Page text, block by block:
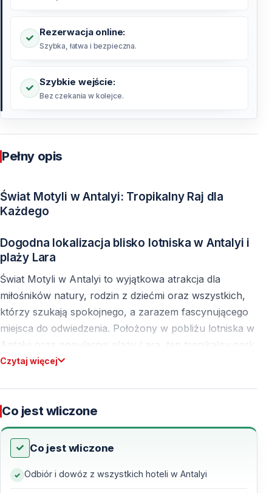
Rezerwacja online:
Szybka, łatwa i bezpieczna.
Szybkie wejście:
Bez czekania w kolejce.
Pełny opis
Świat Motyli w Antalyi: Tropikalny Raj dla
Każdego
Dogodna lokalizacja blisko lotniska w Antalyi i
plaży Lara
Świat Motyli w Antalyi to wyjątkowa atrakcja dla
miłośników natury, rodzin z dziećmi oraz wszystkich,
którzy szukają spokojnego, a zarazem fascynującego
miejsca do odwiedzenia. Położony w pobliżu lotniska w
Antalyi oraz popularnej plaży Lara, ten tropikalny park
należy do największych na świecie zamkniętych
Odwiedzający mają okazję spacerować wśród tysięcy
latają w starannie odtworzonym tropikalnym
środowisku.
Czytaj więcej
Co jest wliczone
Co jest wliczone
Odbiór i dowóz z wszystkich hoteli w Antalyi